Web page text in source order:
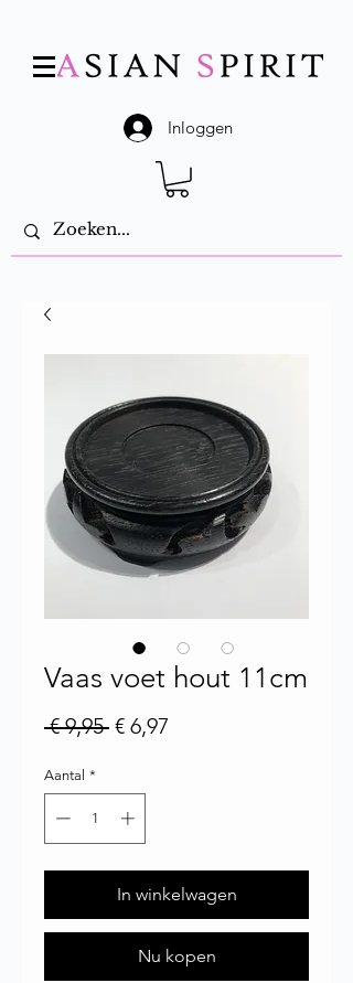
Inloggen
Vaas voet hout 11cm
€ 9,95 Normale prijs
€ 6,97
Aantal *
In winkelwagen
Nu kopen